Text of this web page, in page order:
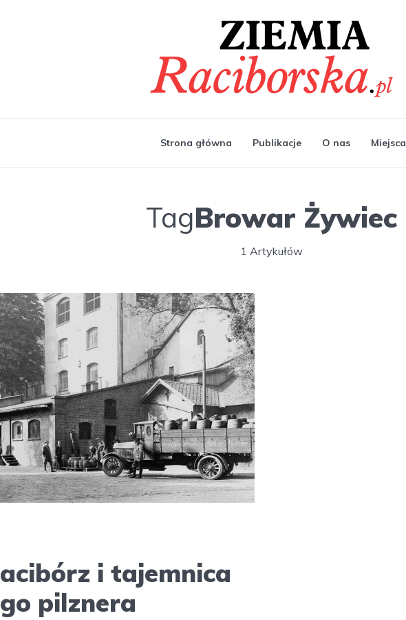
Strona główna Publikacje O nas Miejsca
TagBrowar Żywiec
1 Artykułów
i tajemnica
pilznera